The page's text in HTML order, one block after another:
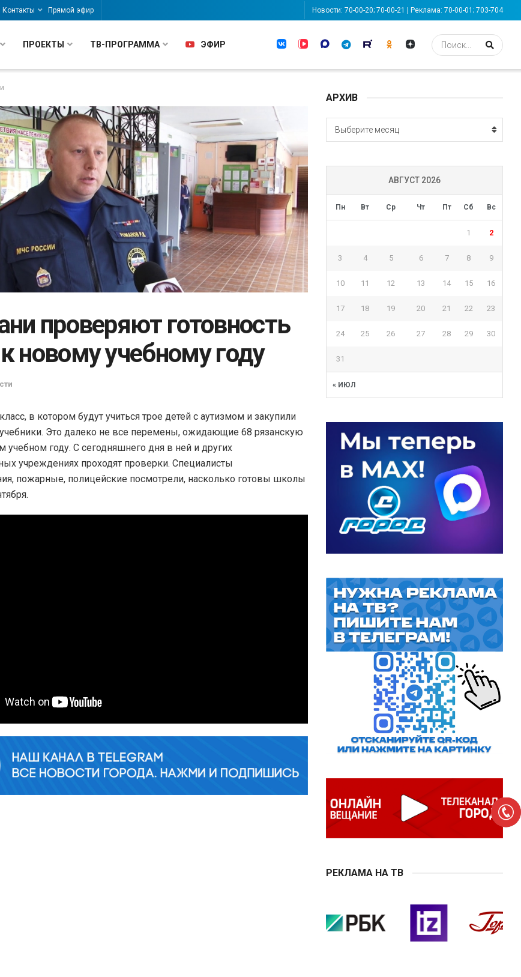
Контакты Прямой эфир Новости: 70-00-20; 70-00-21 | Реклама: 70-00-01; 703-704
ПРОЕКТЫ ТВ-ПРОГРАММА ЭФИР
проверяют готовность
новому учебному году
в котором будут учиться трое детей с аутизмом и закупили
Это далеко не все перемены, ожидающие 68 рязанскую
учебном году. С сегодняшнего дня в ней и других
учреждениях проходят проверки. Специалисты
пожарные, полицейские посмотрели, насколько готовы школы
АРХИВ
АРХИВ
Выберите месяц
АВГУСТ 2026
Пн Вт Ср Чт Пт Сб Вс
« ИЮЛ
1 2
3 4 5 6 7 8 9
10 11 12 13 14 15 16
17 18 19 20 21 22 23
24 25 26 27 28 29 30
31
РЕКЛАМА НА ТВ